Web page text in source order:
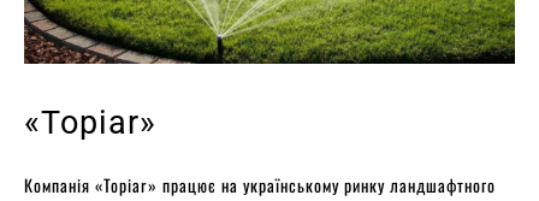
«Topiar»
Компанія «Topiar» працює на українському ринку ландшафтного